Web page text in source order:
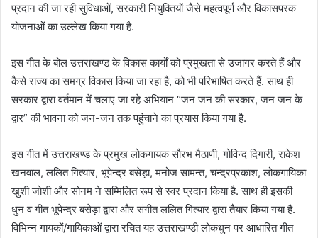
प्रदान की जा रही सुविधाओं, सरकारी नियुक्तियों जैसे महत्वपूर्ण और विकासपरक
योजनाओं का उल्लेख किया गया है.
इस गीत के बोल उत्तराखण्ड के विकास कार्यों को प्रमुखता से उजागर करते हैं और
कैसे राज्य का समग्र विकास किया जा रहा है, को भी परिभाषित करते हैं. साथ ही
सरकार द्वारा वर्तमान में चलाए जा रहे अभियान “जन जन की सरकार, जन जन के
द्वार” की भावना को जन-जन तक पहुंचाने का प्रयास किया गया है.
इस गीत में उत्तराखण्ड के प्रमुख लोकगायक सौरभ मैठाणी, गोविन्द दिगारी, राकेश
खनवाल, ललित गित्यार, भूपेन्द्र बसेड़ा, मनोज सामन्त, चन्द्रप्रकाश, लोकगायिका
खुशी जोशी और सोनम ने सम्मिलित रूप से स्वर प्रदान किया है. साथ ही इसकी
धुन व गीत भूपेन्द्र बसेड़ा द्वारा और संगीत ललित गित्यार द्वारा तैयार किया गया है.
विभिन्न गायकों/गायिकाओं द्वारा रचित यह उत्तराखण्डी लोकधुन पर आधारित गीत